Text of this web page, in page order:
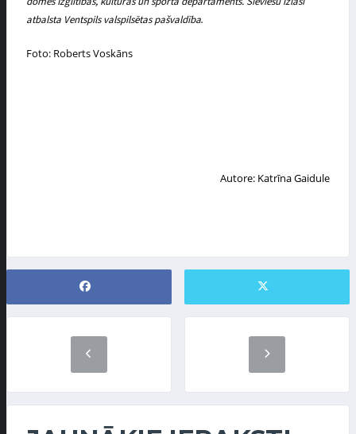
atbalsta Ventspils valspilsētas pašvaldība.
Foto: Roberts Voskāns
Autore: Katrīna Gaidule